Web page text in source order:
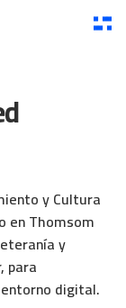
y Cultura
en Thomsom
y
para
digital.